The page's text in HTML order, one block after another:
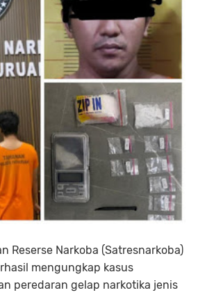
Reserse Narkoba (Satresnarkoba)
mengungkap kasus
peredaran gelap narkotika jenis